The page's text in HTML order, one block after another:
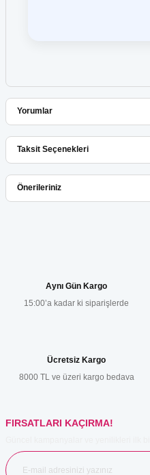
Yorumlar
Bu ürüne ilk
Taksit Seçenekleri
Önerileriniz
Ürün resmi kalitesiz, bozuk
Ürün fiyatı diğer sitelerden
Aynı Gün Kargo
15:00’a kadar ki siparişlerde
Ücretsiz Kargo
8000 TL ve üzeri kargo bedava
FIRSATLARI KAÇIRMA!